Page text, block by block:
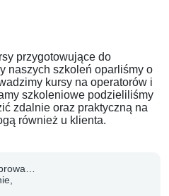
przygotowujące do
naszych szkoleń oparliśmy o
kursy na operatorów i
szkoleniowe podzieliliśmy
zdalnie oraz praktyczną na
również u klienta.